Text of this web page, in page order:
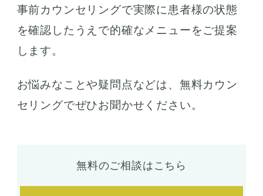
事前カウンセリングで実際に患者様の状態
を確認したうえで的確なメニューをご提案
します。
お悩みなことや疑問点などは、無料カウン
セリングでぜひお聞かせください。
無料のご相談はこちら